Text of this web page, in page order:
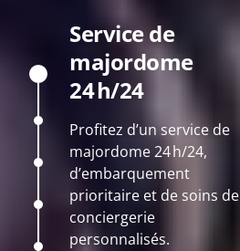
Service de
majordome
24 h/24
Profitez d’un service de
majordome 24 h/24,
d’embarquement
prioritaire et de soins de
conciergerie
personnalisés.